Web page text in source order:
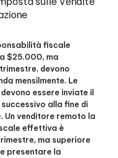
fiscale
$25.000, ma
devono
mensilmente. Le
essere inviate il
alla fine di
Un venditore remoto la
effettiva è
ma superiore
presentare la